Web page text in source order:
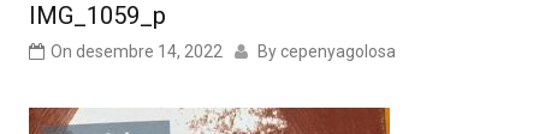
IMG_1059_p
On desembre 14, 2022 By cepenyagolosa